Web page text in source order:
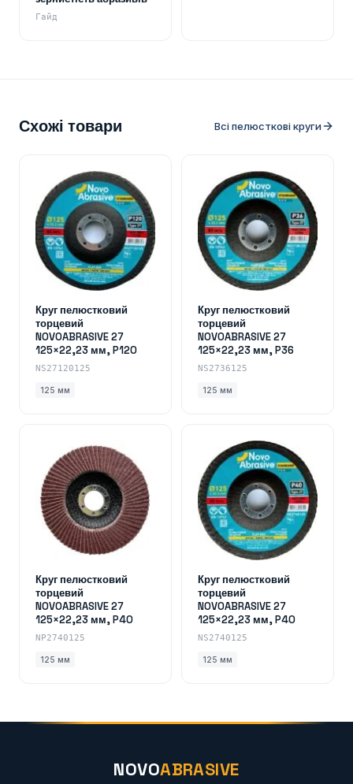
Гайд
Схожі товари Всі пелюсткові круги
Круг пелюстковий
торцевий
NOVOABRASIVE 27
125×22,23 мм, P120
NS27120125
125 мм
Круг пелюстковий
торцевий
NOVOABRASIVE 27
125×22,23 мм, P36
NS2736125
125 мм
Круг пелюстковий
торцевий
NOVOABRASIVE 27
125×22,23 мм, P40
NP2740125
125 мм
Круг пелюстковий
торцевий
NOVOABRASIVE 27
125×22,23 мм, P40
NS2740125
125 мм
NOVOABRASIVE